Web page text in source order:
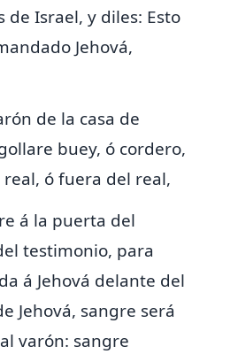
de Israel, y diles: Esto
Jehová,
de la casa de
buey, ó cordero,
real, ó fuera del real,
á la puerta del
testimonio, para
á Jehová delante del
Jehová, sangre será
varón: sangre